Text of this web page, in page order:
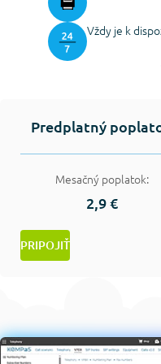
Vždy je k
Predplatný
Mesačný poplatok:
2,9 €
PRIPOJIŤ